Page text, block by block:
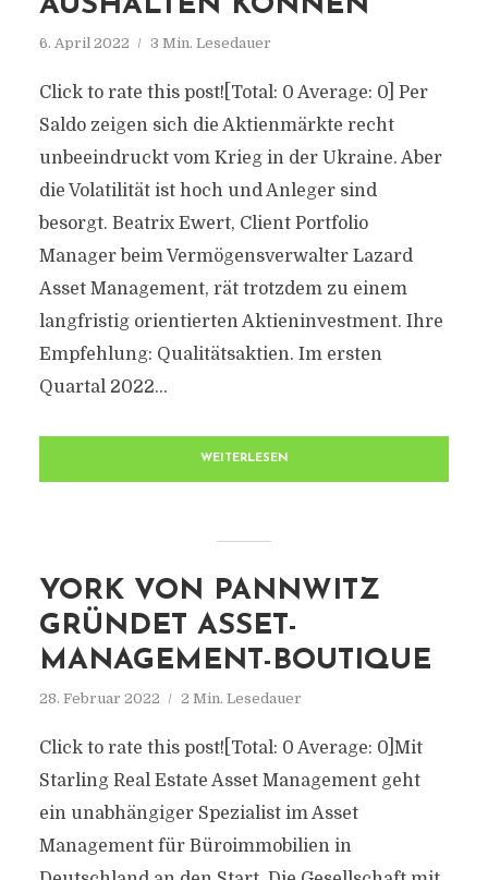
AUSHALTEN KÖNNEN“
6. April 2022 3 Min. Lesedauer
Click to rate this post![Total: 0 Average: 0] Per
Saldo zeigen sich die Aktienmärkte recht
unbeeindruckt vom Krieg in der Ukraine. Aber
die Volatilität ist hoch und Anleger sind
besorgt. Beatrix Ewert, Client Portfolio
Manager beim Vermögensverwalter Lazard
Asset Management, rät trotzdem zu einem
langfristig orientierten Aktieninvestment. Ihre
Empfehlung: Qualitätsaktien. Im ersten
Quartal 2022...
WEITERLESEN
YORK VON PANNWITZ
GRÜNDET ASSET-
MANAGEMENT-BOUTIQUE
28. Februar 2022 2 Min. Lesedauer
Click to rate this post![Total: 0 Average: 0]Mit
Starling Real Estate Asset Management geht
ein unabhängiger Spezialist im Asset
Management für Büroimmobilien in